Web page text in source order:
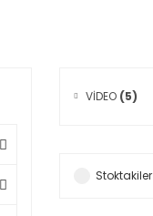
VİDEO (5)
Stoktakiler